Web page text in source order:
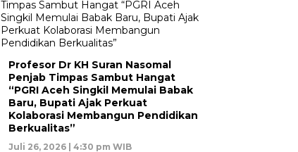
Profesor Dr KH Suran Nasomal
Penjab Timpas Sambut Hangat
“PGRI Aceh Singkil Memulai Babak
Baru, Bupati Ajak Perkuat
Kolaborasi Membangun Pendidikan
Berkualitas”
Juli 26, 2026 | 4:30 pm WIB